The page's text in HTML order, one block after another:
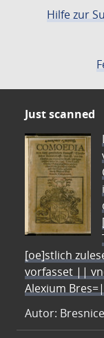
Hilfe zur
Just scanned
[oe]stlich
vorfasset ||
Alexium
Autor: